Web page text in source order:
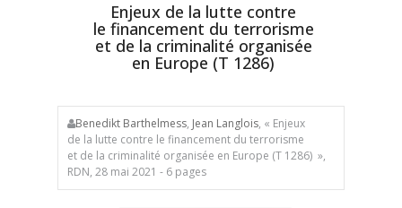
Enjeux de la lutte contre
le financement du terrorisme
et de la criminalité organisée
en Europe (T 1286)
Benedikt Barthelmess, Jean Langlois, « Enjeux
de la lutte contre le financement du terrorisme
et de la criminalité organisée en Europe (T 1286) »,
RDN, 28 mai 2021 - 6 pages